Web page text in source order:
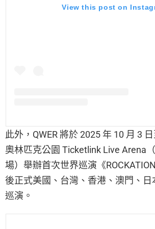
View this post on
此外，QWER 將於 2025 年 10 月 3
奧林匹克公園 Ticketlink Live Arena
場）舉辦首次世界巡演《
後正式美國、台灣、香港、澳門、日
巡演。